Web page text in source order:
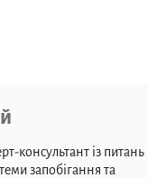
консультант із питань
запобігання та